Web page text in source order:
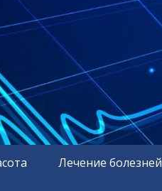
Лечение болезней